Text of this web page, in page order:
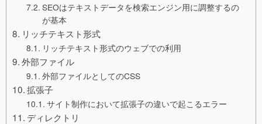
SEOはテキストデータを検索エンジン用に調整するの
が基本
リッチテキスト形式
リッチテキスト形式のウェブでの利用
外部ファイル
外部ファイルとしてのCSS
拡張子
サイト制作において拡張子の違いで起こるエラー
ディレクトリ